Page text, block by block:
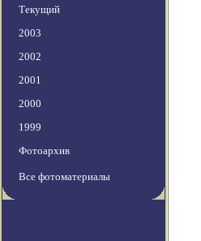
Текущий
2003
2002
2001
2000
1999
Фотоархив
Все фотоматериалы